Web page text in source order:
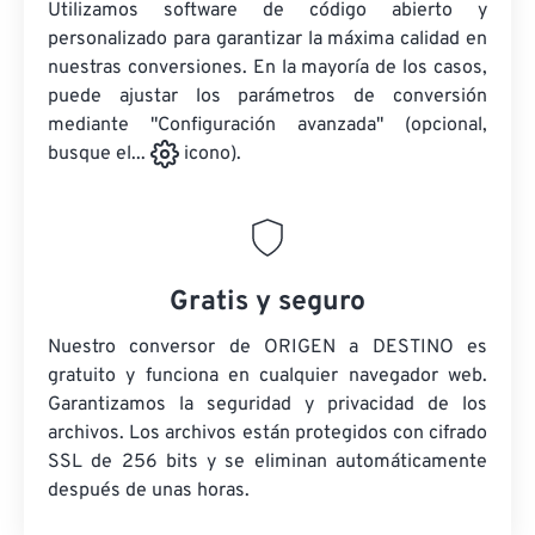
Utilizamos software de código abierto y
personalizado para garantizar la máxima calidad en
nuestras conversiones. En la mayoría de los casos,
puede ajustar los parámetros de conversión
mediante "Configuración avanzada" (opcional,
busque el...
icono).
Gratis y seguro
Nuestro conversor de ORIGEN a DESTINO es
gratuito y funciona en cualquier navegador web.
Garantizamos la seguridad y privacidad de los
archivos. Los archivos están protegidos con cifrado
SSL de 256 bits y se eliminan automáticamente
después de unas horas.